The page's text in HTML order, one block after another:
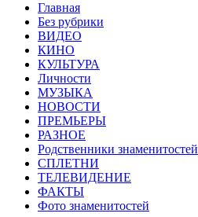
Главная
Без рубрики
ВИДЕО
КИНО
КУЛЬТУРА
Личности
МУЗЫКА
НОВОСТИ
ПРЕМЬЕРЫ
РАЗНОЕ
Родственники знаменитостей
СПЛЕТНИ
ТЕЛЕВИДЕНИЕ
ФАКТЫ
Фото знаменитостей